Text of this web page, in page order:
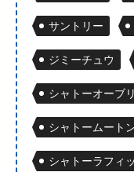
サントリー
ジミーチュウ
シャトーオーブ
シャトームート
シャトーラフィ